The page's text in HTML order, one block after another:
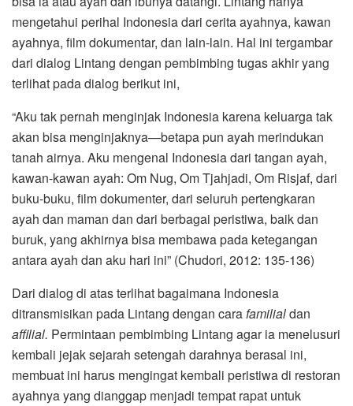
mengetahui perihal Indonesia dari cerita ayahnya, kawan
ayahnya, film dokumentar, dan lain-lain. Hal ini tergambar
dari dialog Lintang dengan pembimbing tugas akhir yang
terlihat pada dialog berikut ini,
“Aku tak pernah menginjak Indonesia karena keluarga tak
akan bisa menginjaknya—betapa pun ayah merindukan
tanah airnya. Aku mengenal Indonesia dari tangan ayah,
kawan-kawan ayah: Om Nug, Om Tjahjadi, Om Risjaf, dari
buku-buku, film dokumenter, dari seluruh pertengkaran
ayah dan maman dan dari berbagai peristiwa, baik dan
buruk, yang akhirnya bisa membawa pada ketegangan
antara ayah dan aku hari ini” (Chudori, 2012: 135-136)
Dari dialog di atas terlihat bagaimana Indonesia
ditransmisikan pada Lintang dengan carafamilialdan
affilial. Permintaan pembimbing Lintang agar ia menelusuri
kembali jejak sejarah setengah darahnya berasal ini,
membuat ini harus mengingat kembali peristiwa di restoran
ayahnya yang dianggap menjadi tempat rapat untuk